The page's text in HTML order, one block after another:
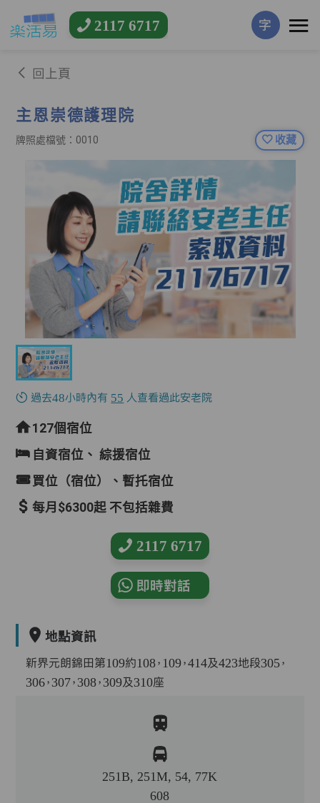
2117 6717 字
回上頁
主恩崇德護理院
牌照處檔號：0010 收藏
過去48小時內有 55 人查看過此安老院
127個宿位
自資宿位、綜援宿位
買位（宿位）、暫托宿位
每月$6300起 不包括雜費
2117 6717
即時對話
地點資訊
新界元朗錦田第109約108，109，414及423地段305，
306，307，308，309及310座
251B, 251M, 54, 77K
608